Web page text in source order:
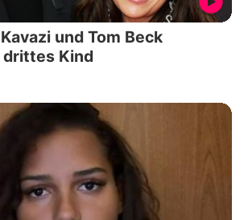
und Tom Beck
Kind